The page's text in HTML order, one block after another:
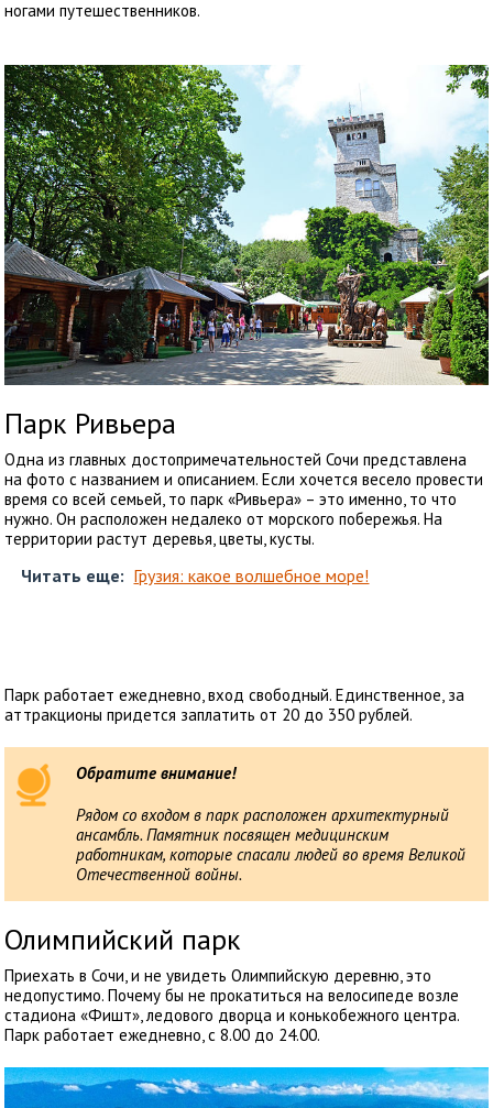
ногами путешественников.
Парк Ривьера
Одна из главных достопримечательностей Сочи представлена
на фото с названием и описанием. Если хочется весело провести
время со всей семьей, то парк «Ривьера» – это именно, то что
нужно. Он расположен недалеко от морского побережья. На
территории растут деревья, цветы, кусты.
Читать еще: Грузия: какое волшебное море!
Парк работает ежедневно, вход свободный. Единственное, за
аттракционы придется заплатить от 20 до 350 рублей.
Обратите внимание!
Рядом со входом в парк расположен архитектурный
ансамбль. Памятник посвящен медицинским
работникам, которые спасали людей во время Великой
Отечественной войны.
Олимпийский парк
Приехать в Сочи, и не увидеть Олимпийскую деревню, это
недопустимо. Почему бы не прокатиться на велосипеде возле
стадиона «Фишт», ледового дворца и конькобежного центра.
Парк работает ежедневно, с 8.00 до 24.00.